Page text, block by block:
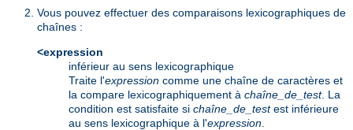
Vous pouvez effectuer des comparaisons lexicographiques de
chaînes :
<expression
inférieur au sens lexicographique
Traite l'expression comme une chaîne de caractères et
la compare lexicographiquement à chaîne_de_test. La
condition est satisfaite si chaîne_de_testest inférieure
au sens lexicographique à l'expression